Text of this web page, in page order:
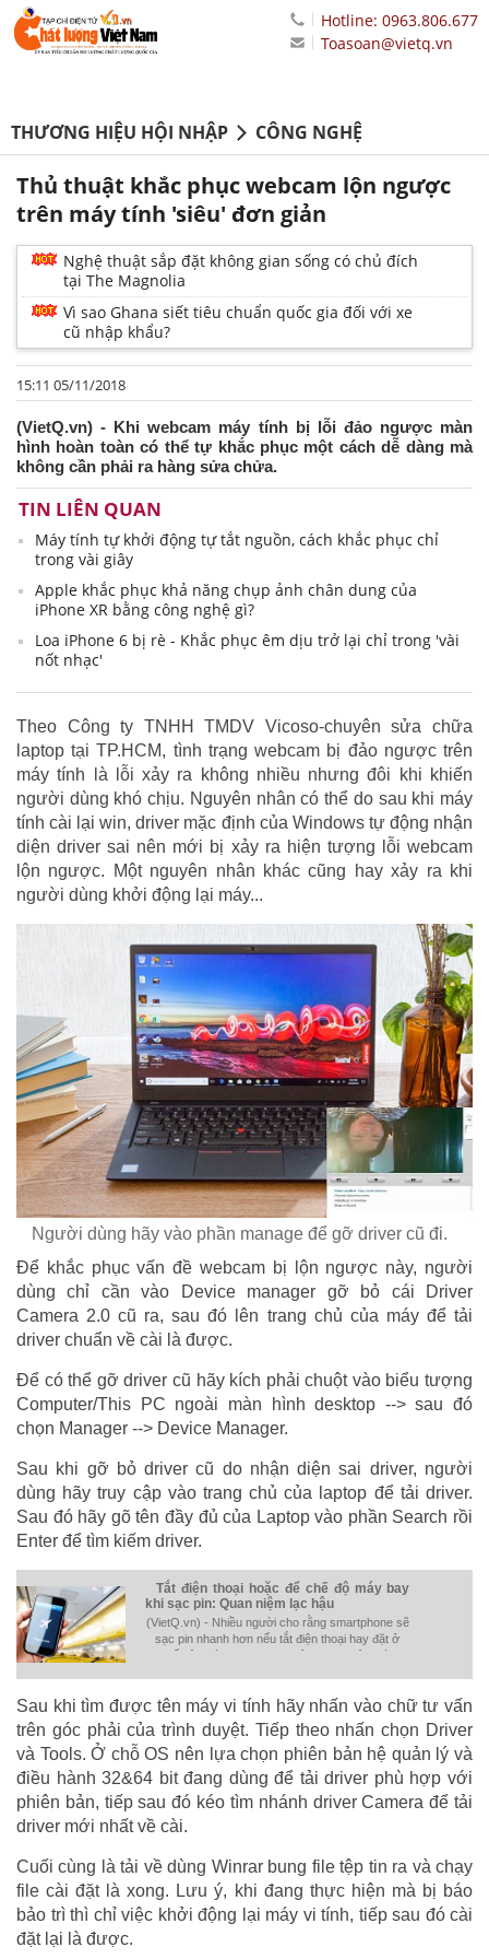
Hotline: 0963.806.677
Toasoan@vietq.vn
THƯƠNG HIỆU HỘI NHẬP CÔNG NGHỆ
Thủ thuật khắc phục webcam lộn ngược
trên máy tính 'siêu' đơn giản
Nghệ thuật sắp đặt không gian sống có chủ đích
tại The Magnolia
Vì sao Ghana siết tiêu chuẩn quốc gia đối với xe
cũ nhập khẩu?
15:11 05/11/2018
(VietQ.vn) - Khi webcam máy tính bị lỗi đảo ngược màn
hình hoàn toàn có thể tự khắc phục một cách dễ dàng mà
không cần phải ra hàng sửa chửa.
TIN LIÊN QUAN
Máy tính tự khởi động tự tắt nguồn, cách khắc phục chỉ
trong vài giây
Apple khắc phục khả năng chụp ảnh chân dung của
iPhone XR bằng công nghệ gì?
Loa iPhone 6 bị rè - Khắc phục êm dịu trở lại chỉ trong 'vài
nốt nhạc'
Theo Công ty TNHH TMDV Vicoso-chuyên sửa chữa
laptop tại TP.HCM, tình trạng webcam bị đảo ngược trên
máy tính là lỗi xảy ra không nhiều nhưng đôi khi khiến
người dùng khó chịu. Nguyên nhân có thể do sau khi máy
tính cài lại win, driver mặc định của Windows tự động nhận
diện driver sai nên mới bị xảy ra hiện tượng lỗi webcam
lộn ngược. Một nguyên nhân khác cũng hay xảy ra khi
người dùng khởi động lại máy...
Người dùng hãy vào phần manage để gỡ driver cũ đi.
Để khắc phục vấn đề webcam bị lộn ngược này, người
dùng chỉ cần vào Device manager gỡ bỏ cái Driver
Camera 2.0 cũ ra, sau đó lên trang chủ của máy để tải
driver chuẩn về cài là được.
Để có thể gỡ driver cũ hãy kích phải chuột vào biểu tượng
Computer/This PC ngoài màn hình desktop --> sau đó
chọn Manager --> Device Manager.
Sau khi gỡ bỏ driver cũ do nhận diện sai driver, người
dùng hãy truy cập vào trang chủ của laptop để tải driver.
Sau đó hãy gõ tên đầy đủ của Laptop vào phần Search rồi
Enter để tìm kiếm driver.
Tắt điện thoại hoặc để chế độ máy bay
khi sạc pin: Quan niệm lạc hậu
(VietQ.vn) - Nhiều người cho rằng smartphone sẽ
sạc pin nhanh hơn nếu tắt điện thoại hay đặt ở
Sau khi tìm được tên máy vi tính hãy nhấn vào chữ tư vấn
trên góc phải của trình duyệt. Tiếp theo nhấn chọn Driver
và Tools. Ở chỗ OS nên lựa chọn phiên bản hệ quản lý và
điều hành 32&64 bit đang dùng để tải driver phù hợp với
phiên bản, tiếp sau đó kéo tìm nhánh driver Camera để tải
driver mới nhất về cài.
Cuối cùng là tải về dùng Winrar bung file tệp tin ra và chạy
file cài đặt là xong. Lưu ý, khi đang thực hiện mà bị báo
bảo trì thì chỉ việc khởi động lại máy vi tính, tiếp sau đó cài
đặt lại là được.